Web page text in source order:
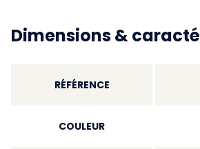
Dimensions &
RÉFÉRENCE
COULEUR